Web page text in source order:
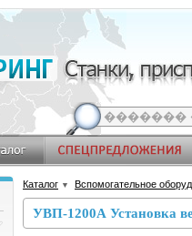
Каталог ▼ Вспомогательное
УВП-1200А Установка